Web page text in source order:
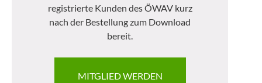
registrierte Kunden des ÖWAV kurz
nach der Bestellung zum Download
bereit.
MITGLIED WERDEN